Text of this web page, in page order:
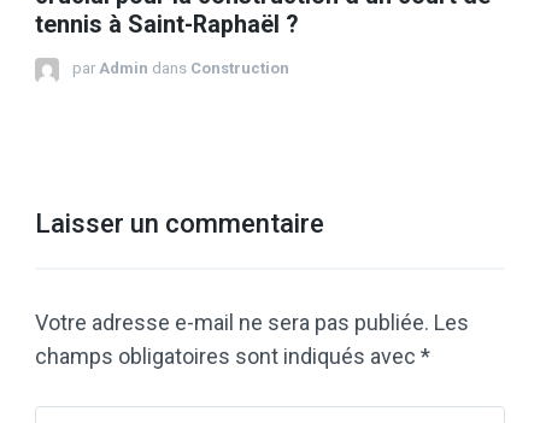
tennis à Saint-Raphaël ?
par Admin dans Construction
Laisser un commentaire
Votre adresse e-mail ne sera pas publiée. Les
champs obligatoires sont indiqués avec *